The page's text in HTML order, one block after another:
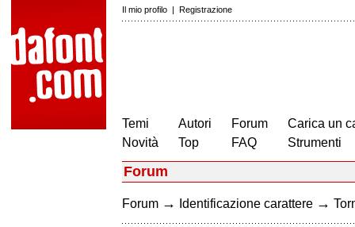
Il mio profilo | Registrazione
Temi
Novità
Autori
Top
Forum
FAQ
Carica un
Strumenti
Forum
Forum → Identificazione carattere →